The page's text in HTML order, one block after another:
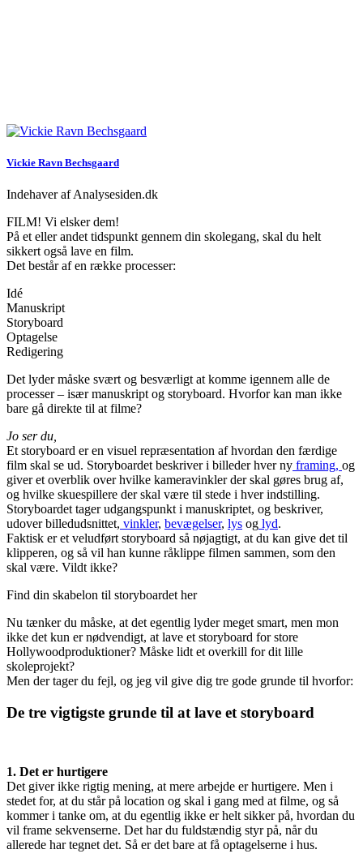
Vickie Ravn Bechsgaard
Indehaver af Analysesiden.dk
FILM! Vi elsker dem!
På et eller andet tidspunkt gennem din skolegang, skal du helt
sikkert også lave en film.
Det består af en række processer:
Idé
Manuskript
Storyboard
Optagelse
Redigering
Det lyder måske svært og besværligt at komme igennem alle de
processer – især manuskript og storyboard. Hvorfor kan man ikke
bare gå direkte til at filme?
Jo ser du,
Et storyboard er en visuel repræsentation af hvordan den færdige
film skal se ud. Storyboardet beskriver i billeder hver ny framing, og
giver et overblik over hvilke kameravinkler der skal gøres brug af,
og hvilke skuespillere der skal være til stede i hver indstilling.
Storyboardet tager udgangspunkt i manuskriptet, og beskriver,
udover billedudsnittet, vinkler, bevægelser, lys og lyd.
Faktisk er et veludført storyboard så nøjagtigt, at du kan give det til
klipperen, og så vil han kunne råklippe filmen sammen, som den
skal være. Vildt ikke?
Find din skabelon til storyboardet her
Nu tænker du måske, at det egentlig lyder meget smart, men mon
ikke det kun er nødvendigt, at lave et storyboard for store
Hollywoodproduktioner? Måske lidt et overkill for dit lille
skoleprojekt?
Men der tager du fejl, og jeg vil give dig tre gode grunde til hvorfor:
De tre vigtigste grunde til at lave et storyboard
1. Det er hurtigere
Det giver ikke rigtig mening, at mere arbejde er hurtigere. Men i
stedet for, at du står på location og skal i gang med at filme, og så
kommer i tanke om, at du egentlig ikke er helt sikker på, hvordan du
vil frame sekvenserne. Det har du fuldstændig styr på, når du
allerede har tegnet det. Så er det bare at få optagelserne i hus.